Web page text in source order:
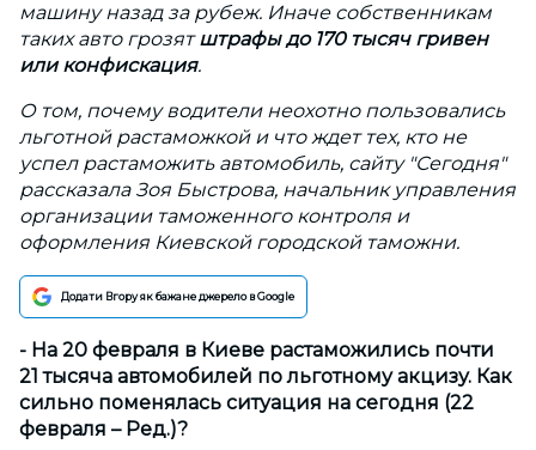
машину назад за рубеж. Иначе собственникам
таких авто грозятштрафы до 170 тысяч гривен
или конфискация.
О том, почему водители неохотно пользовались
льготной растаможкой и что ждет тех, кто не
успел растаможить автомобиль, сайту "Сегодня"
рассказала Зоя Быстрова, начальник управления
организации таможенного контроля и
оформления Киевской городской таможни.
Додати Вгору як бажане джерело в Google
- На 20 февраля в Киеве растаможились почти
21 тысяча автомобилей по льготному акцизу. Как
сильно поменялась ситуация на сегодня (22
февраля – Ред.)?